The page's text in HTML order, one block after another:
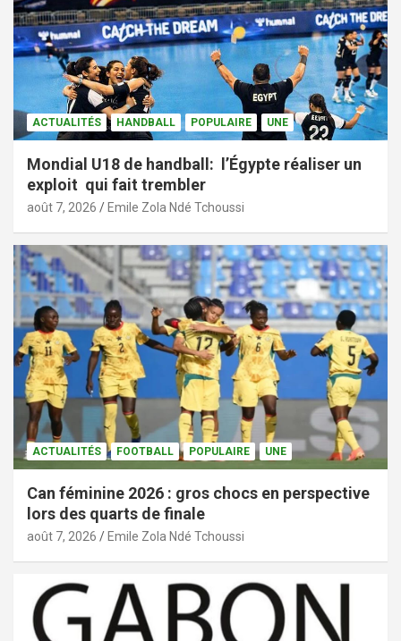
ACTUALITÉS HANDBALL POPULAIRE UNE
Mondial U18 de handball: l’Égypte réaliser un
exploit qui fait trembler
août 7, 2026 Emile Zola Ndé Tchoussi
ACTUALITÉS FOOTBALL POPULAIRE UNE
Can féminine 2026 : gros chocs en perspective
lors des quarts de finale
août 7, 2026 Emile Zola Ndé Tchoussi